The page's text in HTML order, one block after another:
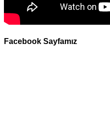
Facebook Sayfamız